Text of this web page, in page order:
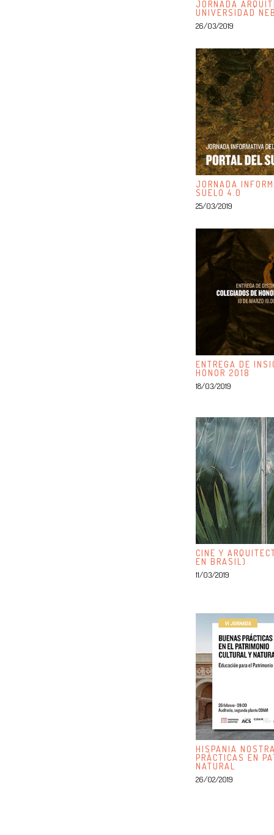
JORNADA
UNIVERSIDAD
26/03/2019
JORNADA
SUELO 4.0
25/03/2019
ENTREGA DE
HONOR 2018
18/03/2019
CINE Y
EN BRASIL)
11/03/2019
HISPANIA
PRÁCTICAS EN
NATURAL
26/02/2019